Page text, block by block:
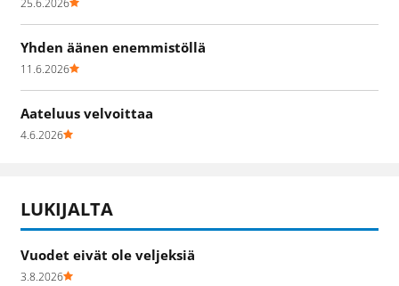
25.6.2026
Yhden äänen enemmistöllä
11.6.2026
Aateluus velvoittaa
4.6.2026
LUKIJALTA
Vuodet eivät ole veljeksiä
3.8.2026